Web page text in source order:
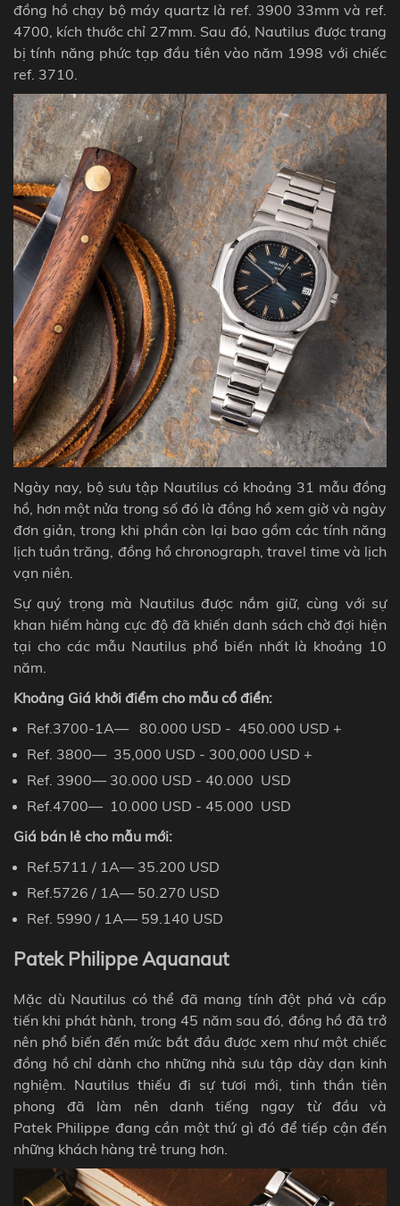
đồng hồ chạy bộ máy quartz là ref. 3900 33mm và ref.
4700, kích thước chỉ 27mm. Sau đó, Nautilus được trang
bị tính năng phức tạp đầu tiên vào năm 1998 với chiếc
ref. 3710.
Ngày nay, bộ sưu tập Nautilus có khoảng 31 mẫu đồng
hồ, hơn một nửa trong số đó là đồng hồ xem giờ và ngày
đơn giản, trong khi phần còn lại bao gồm các tính năng
lịch tuần trăng, đồng hồchronograph,travel time và lịch
vạn niên.
Sự quý trọng mà Nautilus được nắm giữ, cùng với sự
khan hiếm hàng cực độ đã khiến danh sách chờ đợi hiện
tại cho các mẫu Nautilus phổ biến nhấtlà khoảng 10
năm.
Khoảng Giá khởi điểm cho mẫu cổ điển:
Ref.3700-1A— 80.000 USD - 450.000 USD +
Ref. 3800— 35,000 USD - 300,000 USD +
Ref. 3900— 30.000 USD - 40.000 USD
Ref.4700— 10.000 USD - 45.000 USD
Giá bán lẻ cho mẫu mới:
Ref.5711 / 1A— 35.200 USD
Ref.5726 / 1A— 50.270 USD
Ref. 5990 / 1A— 59.140 USD
Patek Philippe Aquanaut
Mặc dù Nautilus có thể đã mang tính đột phá và cấp
tiến khi phát hành, trong 45 năm sau đó, đồng hồ đã trở
nên phổ biến đến mức bắt đầu được xem như một chiếc
đồng hồ chỉ dành cho những nhà sưu tập dày dạn kinh
nghiệm. Nautilus thiếu đi sự tươi mới, tinh thần tiên
phong đã làm nên danh tiếng ngay từ đầu và
Patek Philippe đang cần một thứ gì đó để tiếp cận đến
những khách hàng trẻ trung hơn.